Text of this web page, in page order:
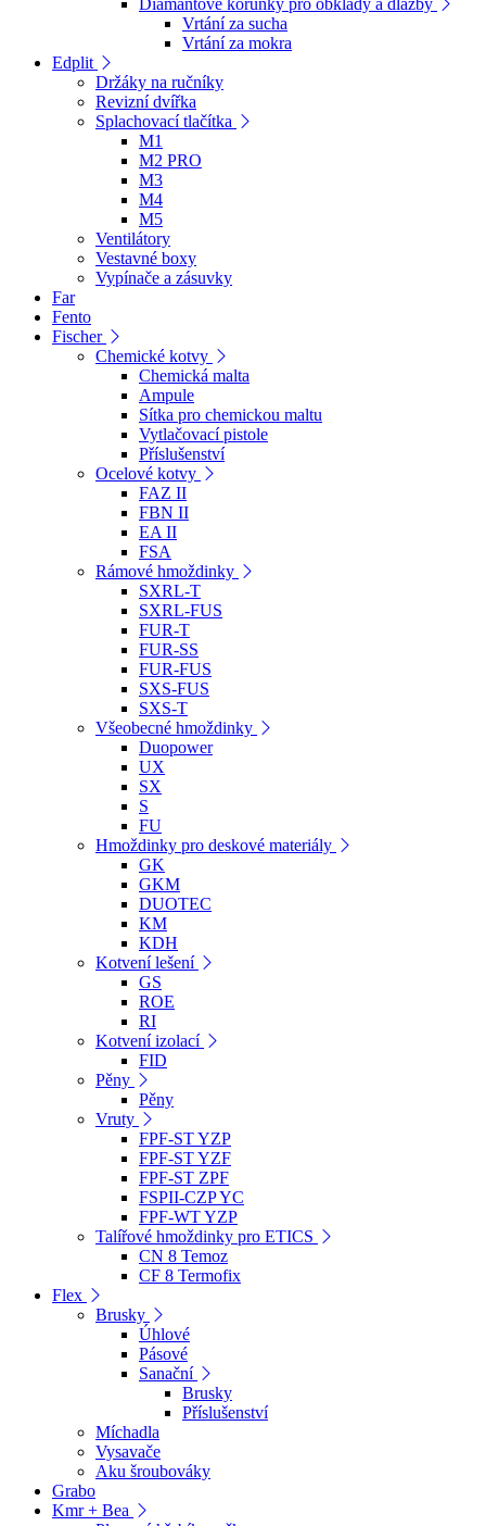
Vrtání za sucha
Vrtání za mokra
Edplit
Držáky na ručníky
Revizní dvířka
Splachovací tlačítka
M1
M2 PRO
M3
M4
M5
Ventilátory
Vestavné boxy
Vypínače a zásuvky
Far
Fento
Fischer
Chemické kotvy
Chemická malta
Ampule
Sítka pro chemickou maltu
Vytlačovací pistole
Příslušenství
Ocelové kotvy
FAZ II
FBN II
EA II
FSA
Rámové hmoždinky
SXRL-T
SXRL-FUS
FUR-T
FUR-SS
FUR-FUS
SXS-FUS
SXS-T
Všeobecné hmoždinky
Duopower
UX
SX
S
FU
Hmoždinky pro deskové materiály
GK
GKM
DUOTEC
KM
KDH
Kotvení lešení
GS
ROE
RI
Kotvení izolací
FID
Pěny
Pěny
Vruty
FPF-ST YZP
FPF-ST YZF
FPF-ST ZPF
FSPII-CZP YC
FPF-WT YZP
Talířové hmoždinky pro ETICS
CN 8 Temoz
CF 8 Termofix
Flex
Brusky
Úhlové
Pásové
Sanační
Brusky
Příslušenství
Míchadla
Vysavače
Aku šroubováky
Grabo
Kmr + Bea